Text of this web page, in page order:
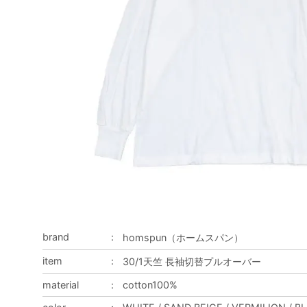
brand ：
homspun（ホームスパン）
item
：
30/1天竺 長袖切替プルオーバー
material
：
cotton100%